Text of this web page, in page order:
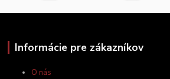
Informácie pre zákazníkov
O nás